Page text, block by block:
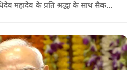
महादेव के प्रति श्रद्धा के साथ सैकड़ों
ऊपर उठकर उनकी हर श्वांस शिव के नाम